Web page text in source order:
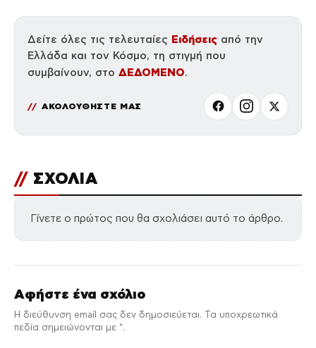
Δείτε όλες τις τελευταίες Ειδήσεις από την
Ελλάδα και τον Κόσμο, τη στιγμή που
συμβαίνουν, στο ΔΕΔΟΜΕΝΟ.
ΑΚΟΛΟΥΘΗΣΤΕ ΜΑΣ
// ΣΧΟΛΙΑ
Γίνετε ο πρώτος που θα σχολιάσει αυτό το άρθρο.
Αφήστε ένα σχόλιο
Η διεύθυνση email σας δεν δημοσιεύεται. Τα υποχρεωτικά
πεδία σημειώνονται με *.